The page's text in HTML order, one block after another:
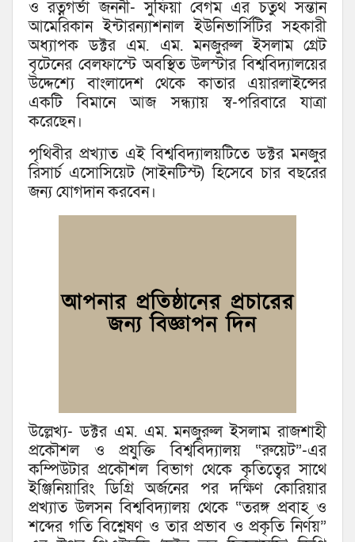
ও রত্নগর্ভা জননী- সুফিয়া বেগম এর চতুর্থ সন্তান
আমেরিকান ইন্টারন্যাশনাল ইউনিভার্সিটির সহকারী
অধ্যাপক ডক্টর এম. এম. মনজুরুল ইসলাম গ্রেট
বৃটেনের বেলফাস্টে অবস্থিত উলস্টার বিশ্ববিদ্যালয়ের
উদ্দেশ্যে বাংলাদেশ থেকে কাতার এয়ারলাইন্সের
একটি বিমানে আজ সন্ধ্যায় স্ব-পরিবারে যাত্রা
করেছেন।
পৃথিবীর প্রখ্যাত এই বিশ্ববিদ্যালয়টিতে ডক্টর মনজুর
রিসার্চ এসোসিয়েট (সাইনটিস্ট) হিসেবে চার বছরের
জন্য যোগদান করবেন।
উল্লেখ্য- ডক্টর এম. এম. মনজুরুল ইসলাম রাজশাহী
প্রকৌশল ও প্রযুক্তি বিশ্ববিদ্যালয় “রুয়েট”-এর
কম্পিউটার প্রকৌশল বিভাগ থেকে কৃতিত্বের সাথে
ইঞ্জিনিয়ারিং ডিগ্রি অর্জনের পর দক্ষিণ কোরিয়ার
প্রখ্যাত উলসন বিশ্ববিদ্যালয় থেকে “তরঙ্গ প্রবাহ ও
শব্দের গতি বিশ্লেষণ ও তার প্রভাব ও প্রকৃতি নির্ণয়”